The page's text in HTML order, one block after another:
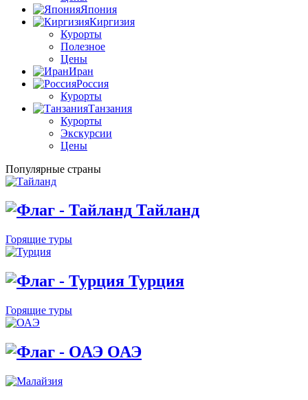
Япония
Киргизия
Курорты
Полезное
Цены
Иран
Россия
Курорты
Танзания
Курорты
Экскурсии
Цены
Популярные страны
Тайланд
Горящие туры
Турция
Горящие туры
ОАЭ